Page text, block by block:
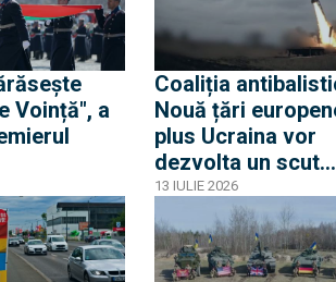
Voință", a
Coaliția
Nouă țări
plus Ucraina vor
dezvolta un scut
împotriva
balistice. Ucraina
deja o propunere:
7.x
13 IULIE 2026